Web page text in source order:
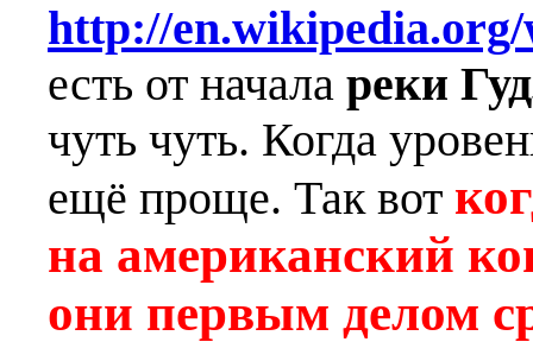
http://
есть от начала реки
чуть чуть. Когда
ещё проще. Так вот
на американский
они первым делом